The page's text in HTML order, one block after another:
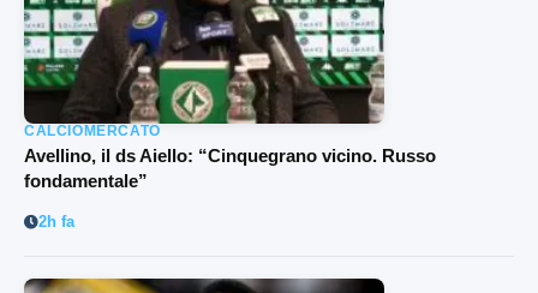
CALCIOMERCATO
Avellino, il ds Aiello: “Cinquegrano vicino. Russo
fondamentale”
2h fa